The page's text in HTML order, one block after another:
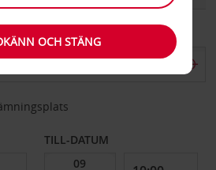
TILL-DATUM
OCH STÄNG